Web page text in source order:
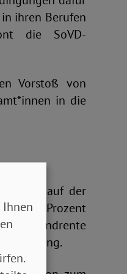
ihren Berufen
die SoVD-
Vorstoß von
in die
Fleck auf der
auf 53 Prozent
der Grundrente